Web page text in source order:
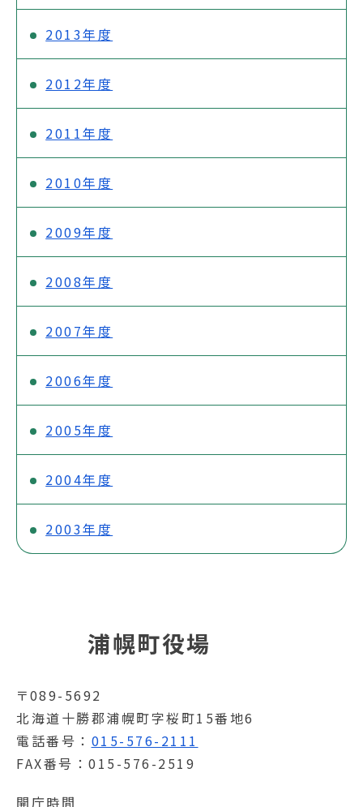
2013年度
2012年度
2011年度
2010年度
2009年度
2008年度
2007年度
2006年度
2005年度
2004年度
2003年度
浦幌町役場
〒089-5692
北海道十勝郡浦幌町字桜町15番地6
電話番号
015-576-2111
FAX番号
015-576-2519
開庁時間